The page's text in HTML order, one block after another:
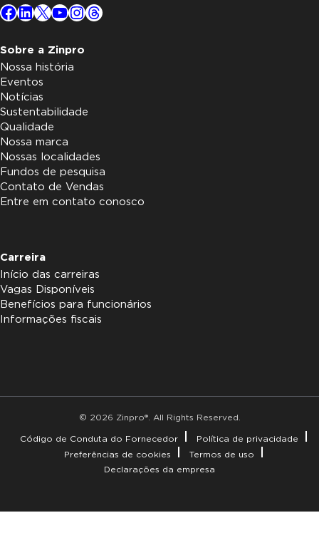
Facebook
LinkedIn
X YouTube
Instagram
Threads
Sobre a Zinpro
Nossa história
Eventos
Notícias
Sustentabilidade
Qualidade
Nossa marca
Nossas localidades
Fundos de pesquisa
Contato de Vendas
Entre em contato conosco
Carreira
Início das carreiras
Vagas Disponíveis
Benefícios para funcionários
Informações fiscais
© 2026 Zinpro®. All Rights Reserved.
Código de Conduta do Fornecedor
Política de privacidade
Preferências de cookies
Termos de uso
Declarações da empresa